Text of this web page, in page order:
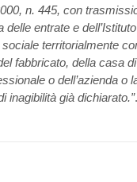
n. 445, con
delle entrate e
territorialmente
fabbricato, della casa
o dell’azienda o
inagibilità già dichiarato.”.